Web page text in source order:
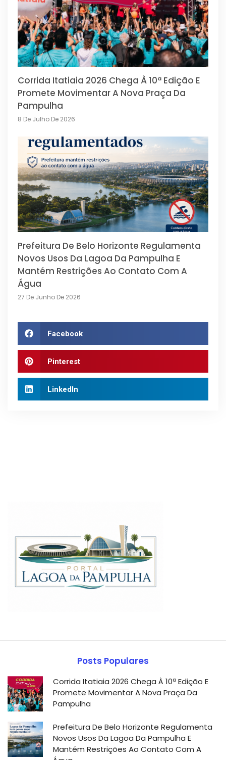
Corrida Itatiaia 2026 Chega À 10ª Edição E
Promete Movimentar A Nova Praça Da
Pampulha
8 De Julho De 2026
Prefeitura De Belo Horizonte Regulamenta
Novos Usos Da Lagoa Da Pampulha E
Mantém Restrições Ao Contato Com A
Água
27 De Junho De 2026
Facebook
Pinterest
LinkedIn
Posts Populares
Corrida Itatiaia 2026 Chega À 10ª Edição E
Promete Movimentar A Nova Praça Da
Pampulha
Prefeitura De Belo Horizonte Regulamenta
Novos Usos Da Lagoa Da Pampulha E
Mantém Restrições Ao Contato Com A